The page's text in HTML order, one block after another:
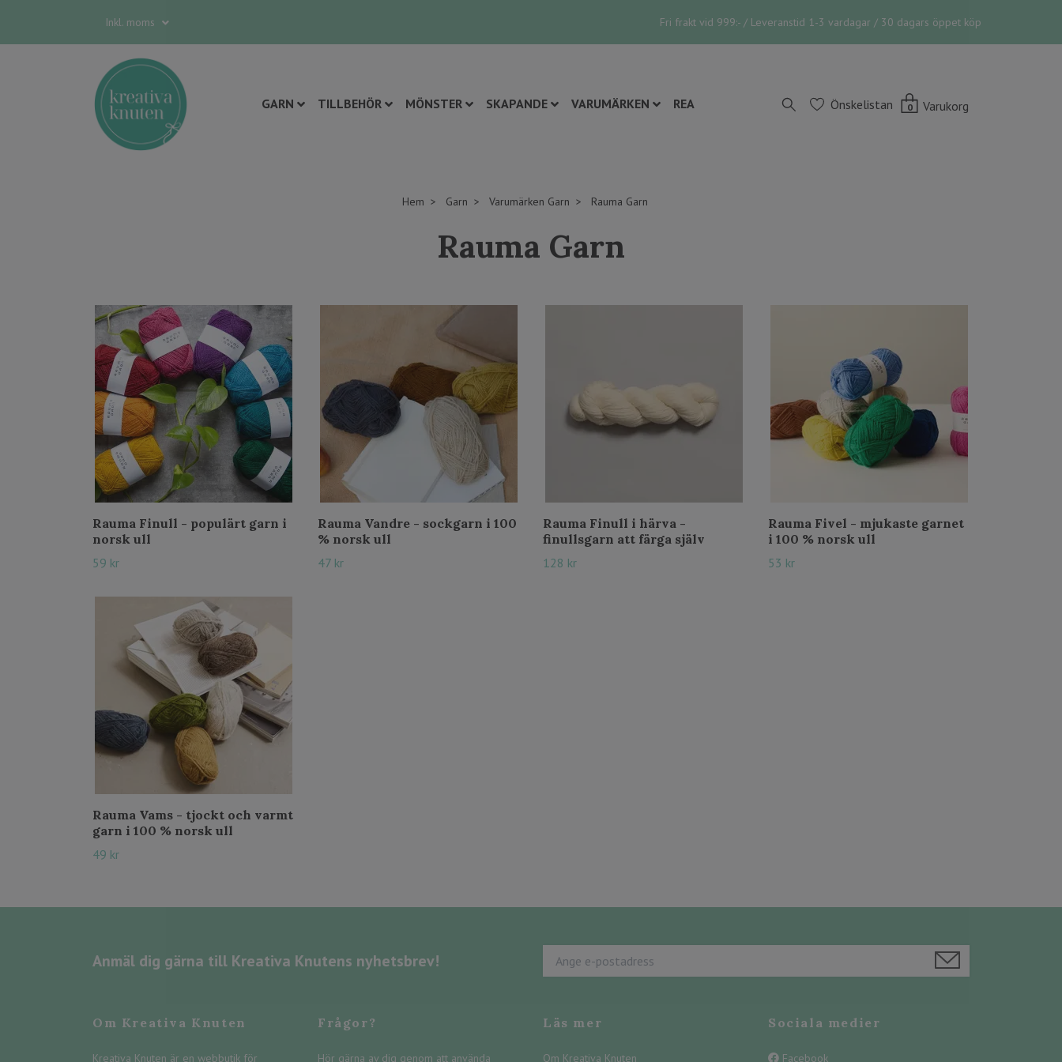
Inkl. moms Fri frakt vid 999:- / Leveranstid 1-3 vardagar / 30 dagars öppet köp
GARN TILLBEHÖR MÖNSTER SKAPANDE VARUMÄRKEN REA Önskelistan 0 Varukorg
Hem Garn Varumärken Garn Rauma Garn
Rauma Garn
Rauma Finull - populärt garn i
norsk ull
59 kr
Rauma Vandre - sockgarn i 100
% norsk ull
47 kr
Rauma Finull i härva -
finullsgarn att färga själv
128 kr
Rauma Fivel - mjukaste garnet
i 100 % norsk ull
53 kr
Rauma Vams - tjockt och varmt
garn i 100 % norsk ull
49 kr
Anmäl dig gärna till Kreativa Knutens nyhetsbrev!
Om Kreativa Knuten
Kreativa Knuten är en webbutik för
Frågor?
Hör gärna av dig genom att använda
Läs mer
Om Kreativa Knuten
Sociala medier
Facebook